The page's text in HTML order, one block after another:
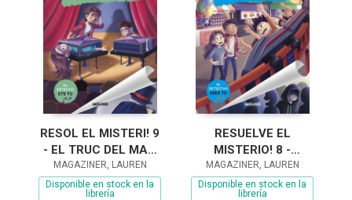
RESOL EL MISTERI! 9
- EL TRUC DEL MAG
DESAPAREGUT
MAGAZINER, LAUREN
Disponible en stock en la
librería
RESUELVE EL
MISTERIO! 8 -
AVENTURA EN LA
MONTAÑA RUSA
MAGAZINER, LAUREN
Disponible en stock en la
librería